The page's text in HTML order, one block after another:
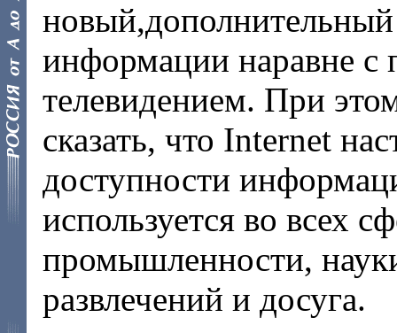
новый,дополнительный
информации наравне с
телевидением. При
сказать, что Internet
доступности
используется во всех
промышленности,
развлечений и досуга.